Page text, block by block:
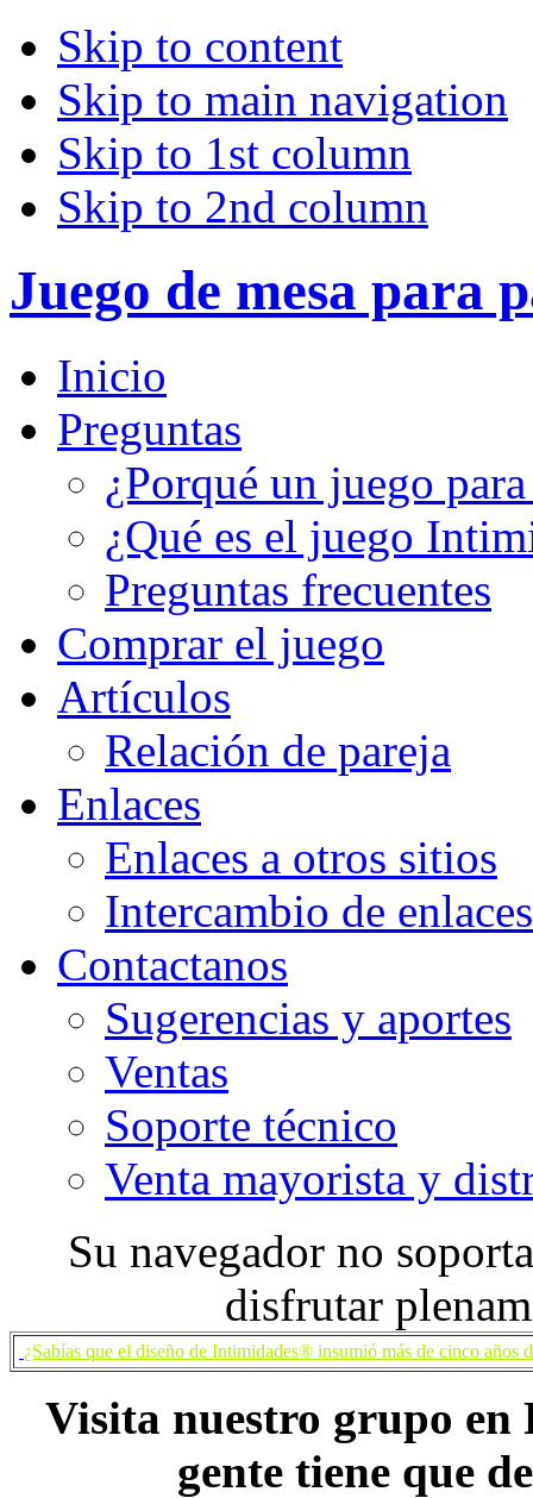
Skip to content
Skip to main navigation
Skip to 1st column
Skip to 2nd column
Juego de mesa para
Inicio
Preguntas
¿Porqué un juego
¿Qué es el juego
Preguntas frecuentes
Comprar el juego
Artículos
Relación de pareja
Enlaces
Enlaces a otros sitios
Intercambio de enlaces
Contactanos
Sugerencias y aportes
Ventas
Soporte técnico
Venta mayorista y
Su navegador no
disfrutar
¿Sabías que el diseño de Intimidades® insumió más de cinco años
Visita nuestro grupo en
gente tiene que